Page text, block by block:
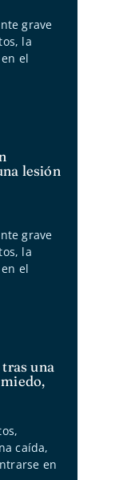
grave
la
el
lesión
grave
la
el
una
caída,
en